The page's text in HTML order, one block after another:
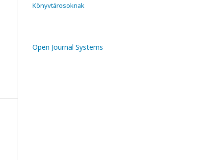
Könyvtárosoknak
Open Journal Systems